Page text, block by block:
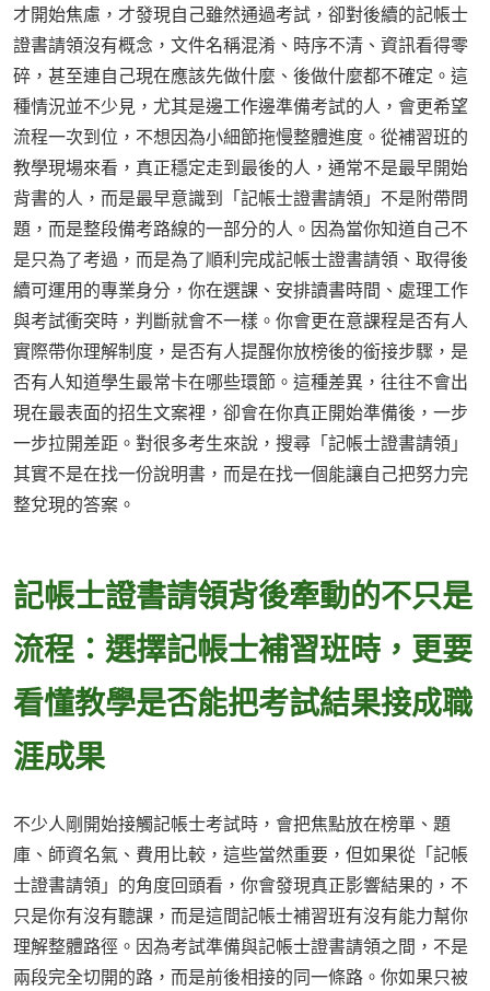
才開始焦慮，才發現自己雖然通過考試，卻對後續的記帳士
證書請領沒有概念，文件名稱混淆、時序不清、資訊看得零
碎，甚至連自己現在應該先做什麼、後做什麼都不確定。這
種情況並不少見，尤其是邊工作邊準備考試的人，會更希望
流程一次到位，不想因為小細節拖慢整體進度。從補習班的
教學現場來看，真正穩定走到最後的人，通常不是最早開始
背書的人，而是最早意識到「記帳士證書請領」不是附帶問
題，而是整段備考路線的一部分的人。因為當你知道自己不
是只為了考過，而是為了順利完成記帳士證書請領、取得後
續可運用的專業身分，你在選課、安排讀書時間、處理工作
與考試衝突時，判斷就會不一樣。你會更在意課程是否有人
實際帶你理解制度，是否有人提醒你放榜後的銜接步驟，是
否有人知道學生最常卡在哪些環節。這種差異，往往不會出
現在最表面的招生文案裡，卻會在你真正開始準備後，一步
一步拉開差距。對很多考生來說，搜尋「記帳士證書請領」
其實不是在找一份說明書，而是在找一個能讓自己把努力完
整兌現的答案。
記帳士證書請領背後牽動的不只是
流程：選擇記帳士補習班時，更要
看懂教學是否能把考試結果接成職
涯成果
不少人剛開始接觸記帳士考試時，會把焦點放在榜單、題
庫、師資名氣、費用比較，這些當然重要，但如果從「記帳
士證書請領」的角度回頭看，你會發現真正影響結果的，不
只是你有沒有聽課，而是這間記帳士補習班有沒有能力幫你
理解整體路徑。因為考試準備與記帳士證書請領之間，不是
兩段完全切開的路，而是前後相接的同一條路。你如果只被